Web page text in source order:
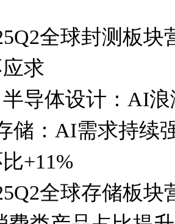
全球封测板块
求
半导体设计：AI
储：AI需求持续
+11%
全球存储板